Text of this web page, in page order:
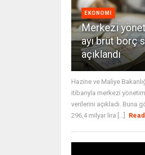
EKONOMI
Merkezi
ayı brüt borç
açıklandı
Hazine ve Maliye
itibarıyla merkezi
verilerini açıkladı. Buna
296,4 milyar lira [...]